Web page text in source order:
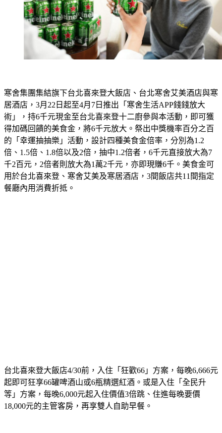
寒舍集團集結旗下台北喜來登大飯店、台北寒舍艾美酒店與寒
居酒店，3月22日起至4月7日推出「寒舍生活APP錢錢放大
術」，持6千元現金至台北喜來登十二廚參與本活動，即可獲
得加碼回饋的美食金，將6千元放大。祭出中獎機率百分之百
的「幸運抽抽樂」活動，設計四種美食金倍率，分別為1.2
倍、1.5倍、1.8倍以及2倍，抽中1.2倍者，6千元直接放大為7
千2百元，2倍者則放大為1萬2千元，亦即現賺6千。美食金可
用於台北喜來登、寒舍艾美及寒居酒店，3間飯店共11間指定
餐廳內用消費折抵。
台北喜來登大飯店4/30前，入住「狂歡66」方案，每晚6,666元
起即可狂享66罐啤酒山或6瓶精選紅酒。或是入住「全民升
等」方案，每晚6,000元起入住價值3倍跳、住進每晚要價
18,000元的主管客房，再享雙人自助早餐。